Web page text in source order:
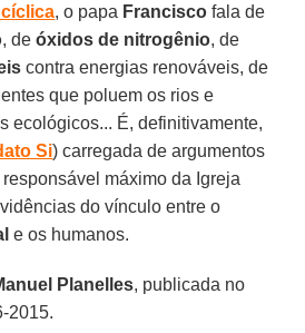
, o papa Francisco fala de
, deóxidos de nitrogênio, de
contra energias renováveis, de
que poluem os rios e
ecológicos... É, definitivamente,
Si) carregada de argumentos
máximo da Igreja
do vínculo entre o
e os humanos.
Planelles, publicada no
2015.